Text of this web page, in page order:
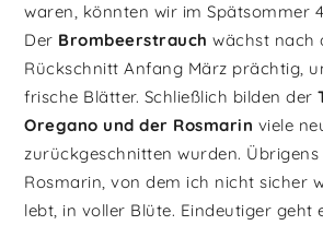
waren, könnten wir im Spätsommer
Der Brombeerstrauch wächst nach
Rückschnitt Anfang März prächtig,
frische Blätter. Schließlich bilden der
Oregano und der Rosmarin viele
zurückgeschnitten wurden.
Rosmarin, von dem ich nicht sicher
lebt, in voller Blüte. Eindeutiger geht